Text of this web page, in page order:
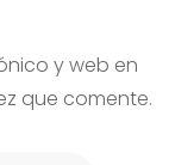
y web en
que comente.